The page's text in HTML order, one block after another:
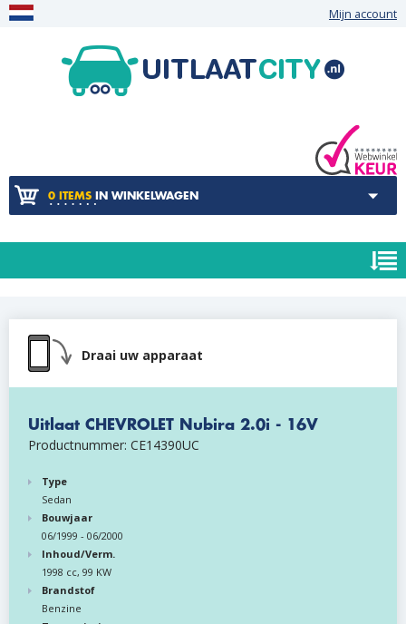
Mijn account
0 ITEMS IN WINKELWAGEN
Draai uw apparaat
Uitlaat CHEVROLET Nubira 2.0i - 16V
Productnummer: CE14390UC
Type
Sedan
Bouwjaar
06/1999 - 06/2000
Inhoud/Verm.
1998 cc, 99 KW
Brandstof
Benzine